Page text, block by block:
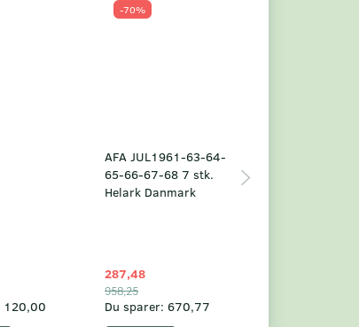
120,00
-70%
AFA JUL1961-63-64-
65-66-67-68 7 stk.
Helark Danmark
287,48
958,25
Du sparer: 670,77